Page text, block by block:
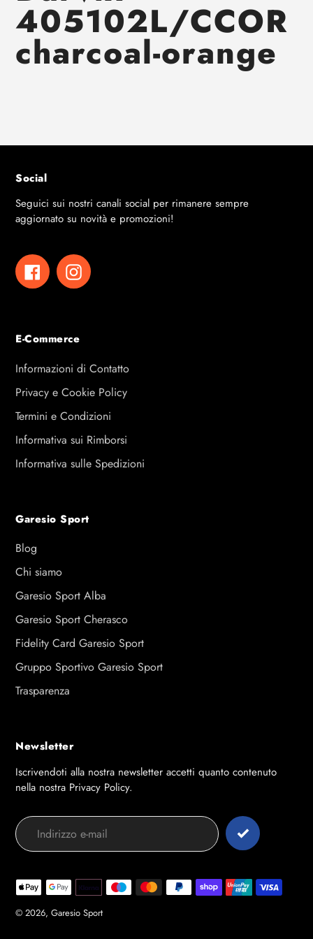
405102L/CCOR
charcoal-orange
Social
Seguici sui nostri canali social per rimanere sempre
aggiornato su novità e promozioni!
FacebookInstagram
E-Commerce
Informazioni di Contatto
Privacy e Cookie Policy
Termini e Condizioni
Informativa sui Rimborsi
Informativa sulle Spedizioni
Garesio Sport
Blog
Chi siamo
Garesio Sport Alba
Garesio Sport Cherasco
Fidelity Card Garesio Sport
Gruppo Sportivo Garesio Sport
Trasparenza
Newsletter
Iscrivendoti alla nostra newsletter accetti quanto contenuto
nella nostra Privacy Policy.
© 2026, Garesio Sport
Modalità
di
pagamento